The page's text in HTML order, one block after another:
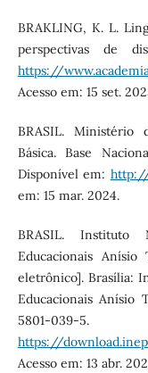
BRAKLING, K. L.
perspectivas de
https://
Acesso em: 15 set.
BRASIL. Ministério
Básica. Base
Disponível em:
em: 15 mar. 2024.
BRASIL. Instituto
Educacionais
eletrônico]. Brasília:
Educacionais Anísio
5801-
https://
Acesso em: 13 abr.